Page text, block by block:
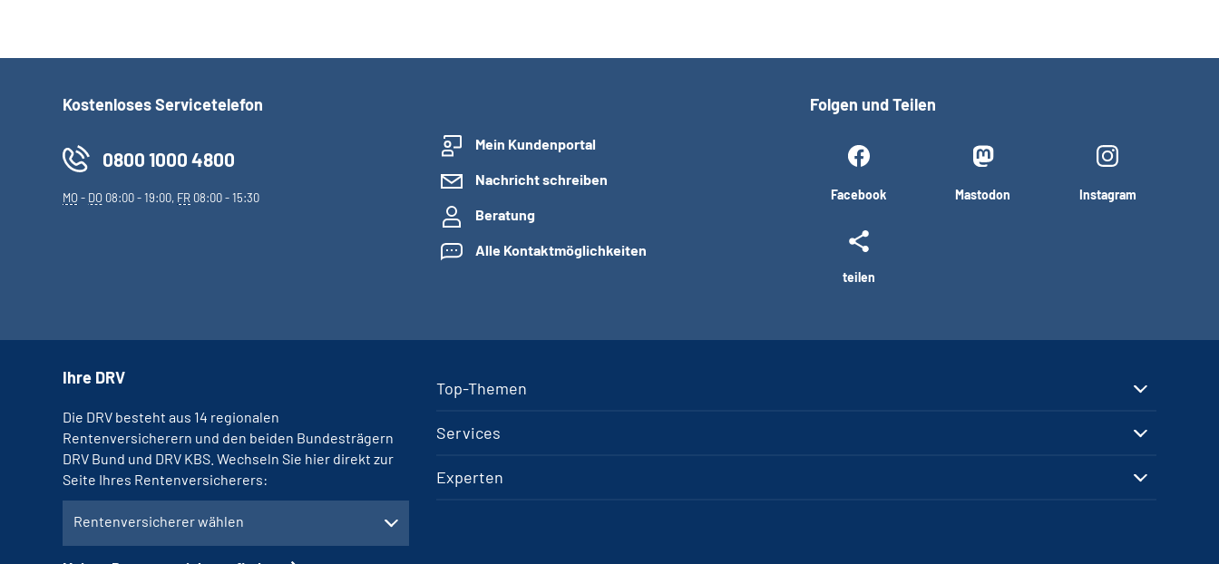
Kostenloses Servicetelefon
0800 1000 4800
MO- DO 08:00 - 19:00, FR 08:00 - 15:30
Mein Kundenportal
Nachricht schreiben
Beratung
Alle Kontaktmöglichkeiten
Folgen und Teilen
Facebook Mastodon Instagram
teilen
Top-Themen
Services
Experten
Ihre DRV
Die DRV besteht aus 14 regionalen
Rentenversicherern und den beiden Bundesträgern
DRV Bund und DRV KBS. Wechseln Sie hier direkt zur
Seite Ihres Rentenversicherers:
Rentenversicherer wählen